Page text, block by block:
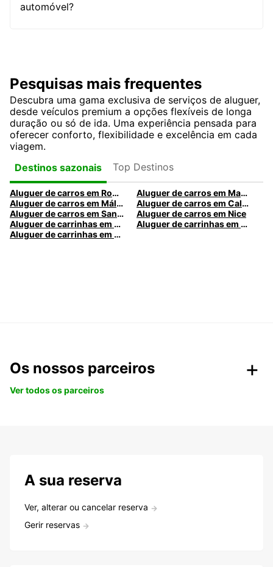
automóvel?
Pesquisas mais frequentes
Descubra uma gama exclusiva de serviços de aluguer,
desde veículos premium a opções flexíveis de longa
duração ou só de ida. Uma experiência pensada para
oferecer conforto, flexibilidade e excelência em cada
viagem.
Destinos sazonais
Top Destinos
Aluguer de carros em Roma
Aluguer de carros em Madrid
Aluguer de carros em Málaga
Aluguer de carros em Caldas da Rainha
Aluguer de carros em Santa Maria da Feira
Aluguer de carros em Nice
Aluguer de carrinhas em Nice
Aluguer de carrinhas em Santa Maria da Feira
Aluguer de carrinhas em Caldas da Rainha
Os nossos parceiros
Ver todos os parceiros
A sua reserva
Ver, alterar ou cancelar reserva
Gerir reservas